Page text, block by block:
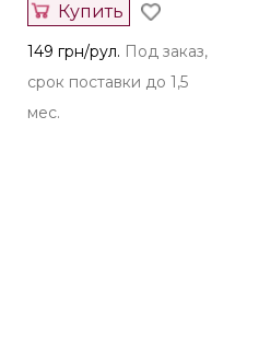
Купить
149 грн/рул. Под заказ,
срок поставки до 1,5
мес.